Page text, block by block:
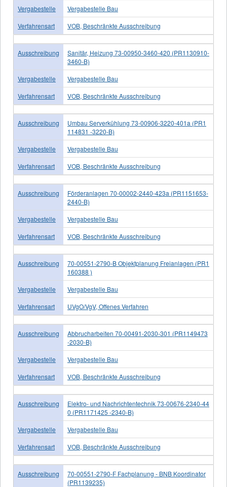
Vergabestelle
Vergabestelle Bau
Verfahrensart
VOB, Beschränkte Ausschreibung
Ausschreibung
Sanitär, Heizung 73-00950-3460-420 (PR1130910-
3460-B)
Vergabestelle
Vergabestelle Bau
Verfahrensart
VOB, Beschränkte Ausschreibung
Ausschreibung
Umbau Serverkühlung 73-00906-3220-401a (PR1
114831 -3220-B)
Vergabestelle
Vergabestelle Bau
Verfahrensart
VOB, Beschränkte Ausschreibung
Ausschreibung
Förderanlagen 70-00002-2440-423a (PR1151653-
2440-B)
Vergabestelle
Vergabestelle Bau
Verfahrensart
VOB, Beschränkte Ausschreibung
Ausschreibung
70-00551-2790-B Objektplanung Freianlagen (PR1
160388 )
Vergabestelle
Vergabestelle Bau
Verfahrensart
UVgO/VgV, Offenes Verfahren
Ausschreibung
Abbrucharbeiten 70-00491-2030-301 (PR1149473
-2030-B)
Vergabestelle
Vergabestelle Bau
Verfahrensart
VOB, Beschränkte Ausschreibung
Ausschreibung
Elektro- und Nachrichtentechnik 73-00676-2340-44
0 (PR1171425 -2340-B)
Vergabestelle
Vergabestelle Bau
Verfahrensart
VOB, Beschränkte Ausschreibung
Ausschreibung
70-00551-2790-F Fachplanung - BNB Koordinator
(PR1139235)